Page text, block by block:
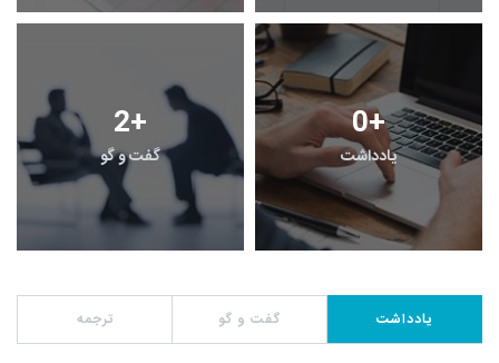
2+
گفت و گو
0+
یادداشت
یادداشت گفت و گو ترجمه